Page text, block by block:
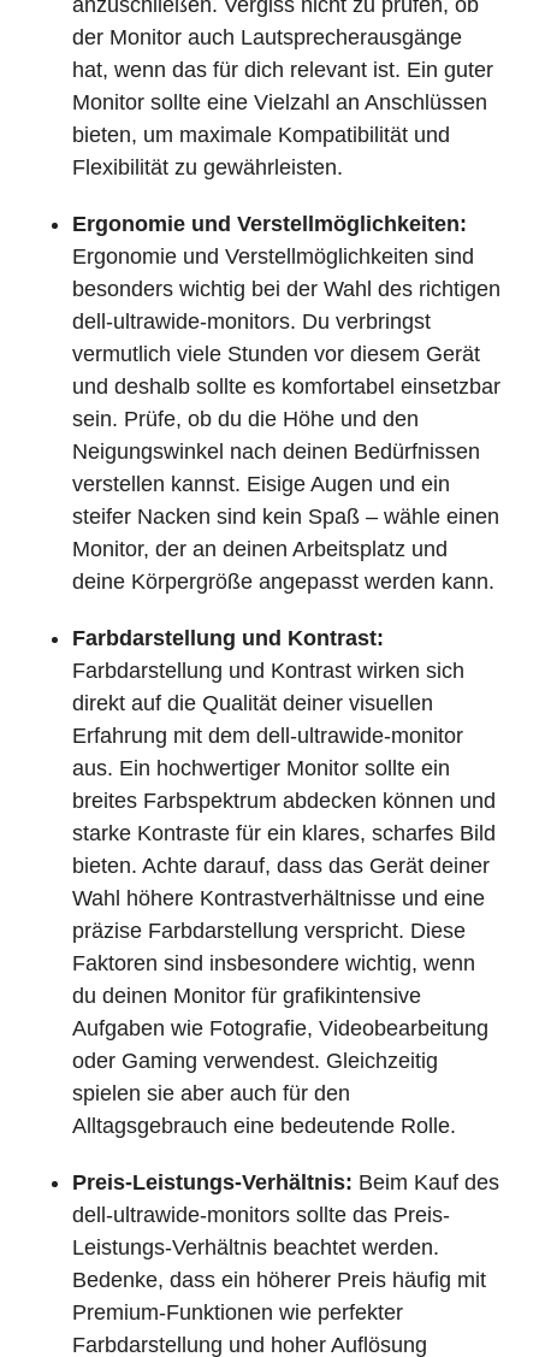
anzuschließen. Vergiss nicht zu prüfen, ob
der Monitor auch Lautsprecherausgänge
hat, wenn das für dich relevant ist. Ein guter
Monitor sollte eine Vielzahl an Anschlüssen
bieten, um maximale Kompatibilität und
Flexibilität zu gewährleisten.
Ergonomie und Verstellmöglichkeiten:
Ergonomie und Verstellmöglichkeiten sind
besonders wichtig bei der Wahl des richtigen
dell-ultrawide-monitors. Du verbringst
vermutlich viele Stunden vor diesem Gerät
und deshalb sollte es komfortabel einsetzbar
sein. Prüfe, ob du die Höhe und den
Neigungswinkel nach deinen Bedürfnissen
verstellen kannst. Eisige Augen und ein
steifer Nacken sind kein Spaß – wähle einen
Monitor, der an deinen Arbeitsplatz und
deine Körpergröße angepasst werden kann.
Farbdarstellung und Kontrast:
Farbdarstellung und Kontrast wirken sich
direkt auf die Qualität deiner visuellen
Erfahrung mit dem dell-ultrawide-monitor
aus. Ein hochwertiger Monitor sollte ein
breites Farbspektrum abdecken können und
starke Kontraste für ein klares, scharfes Bild
bieten. Achte darauf, dass das Gerät deiner
Wahl höhere Kontrastverhältnisse und eine
präzise Farbdarstellung verspricht. Diese
Faktoren sind insbesondere wichtig, wenn
du deinen Monitor für grafikintensive
Aufgaben wie Fotografie, Videobearbeitung
oder Gaming verwendest. Gleichzeitig
spielen sie aber auch für den
Alltagsgebrauch eine bedeutende Rolle.
Preis-Leistungs-Verhältnis: Beim Kauf des
dell-ultrawide-monitors sollte das Preis-
Leistungs-Verhältnis beachtet werden.
Bedenke, dass ein höherer Preis häufig mit
Premium-Funktionen wie perfekter
Farbdarstellung und hoher Auflösung